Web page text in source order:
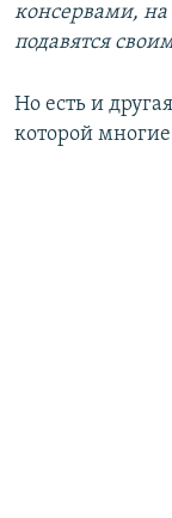
консервами, на
подавятся
Но есть и
которой